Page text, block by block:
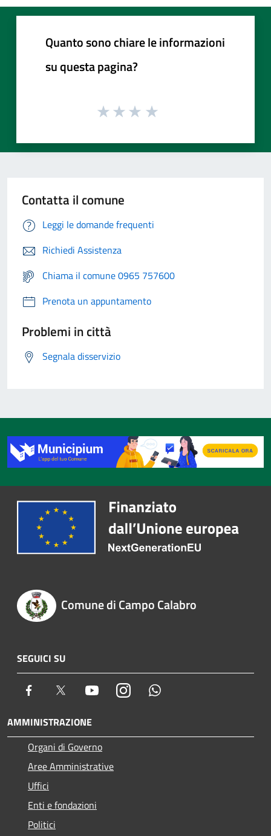
Quanto sono chiare le informazioni
su questa pagina?
Contatta il comune
Leggi le domande frequenti
Richiedi Assistenza
Chiama il comune 0965 757600
Prenota un appuntamento
Problemi in città
Segnala disservizio
Comune di Campo Calabro
SEGUICI SU
Facebook Twitter YoutubeInstagram
AMMINISTRAZIONE
Organi di Governo
Aree Amministrative
Uffici
Enti e fondazioni
Politici